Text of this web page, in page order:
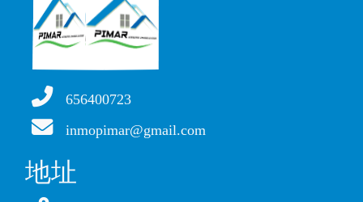
656400723
inmopimar@gmail.com
地址